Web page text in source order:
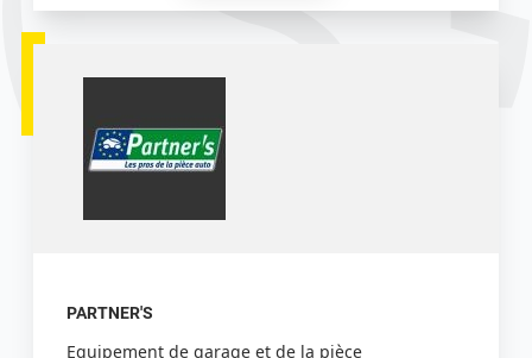
PARTNER'S
Equipement de garage et de la pièce